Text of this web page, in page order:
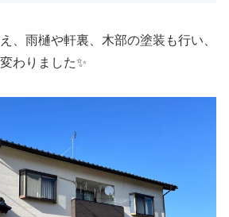
、雨樋や軒裏、木部の塗装も行い、
わりました✨️